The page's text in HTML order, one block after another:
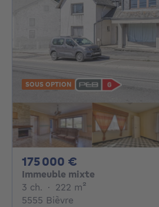
SOUS OPTION
175 000 €
Immeuble mixte
3 ch. 3 chambres
· 222 m²
5555 Bièvre